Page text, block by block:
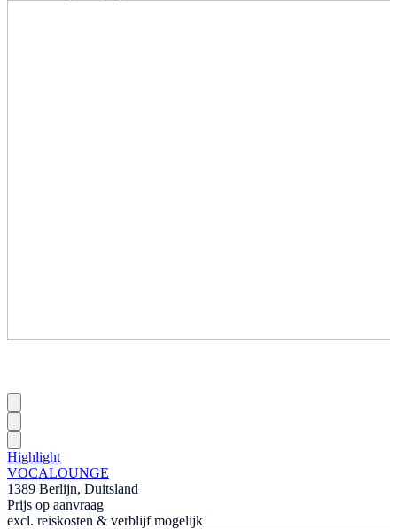
Highlight
VOCALOUNGE
1389 Berlijn, Duitsland
Prijs op aanvraag
excl. reiskosten & verblijf mogelijk